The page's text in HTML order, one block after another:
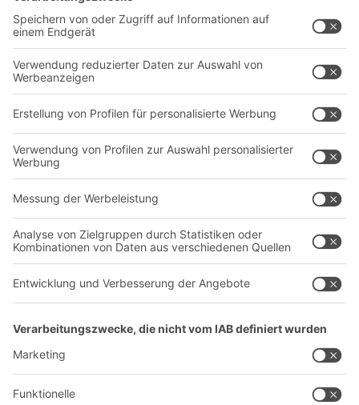
Intralogistiklösungen
Regalsysteme
Transportsysteme
Dienstleistungen
Kontaktformular
Unternehmen
Über uns
Produktionsstandorte
Karriere
Follow us
YOUR LIFE.